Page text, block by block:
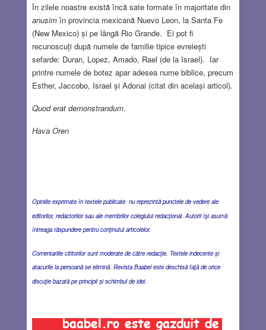
În zilele noastre există încă sate formate în majoritate din
anusimîn provincia mexicană Nuevo Leon, la Santa Fe
(New Mexico) și pe lângă Rio Grande. Ei pot fi
recunoscuți după numele de familie tipice evreiești
sefarde: Duran, Lopez, Amado, Rael (de la Israel). Iar
printre numele de botez apar adesea nume biblice, precum
Esther, Jaccobo, Israel și Adonai (citat din același articol).
Quod erat demonstrandum.
Hava Oren
Opiniile exprimate în textele publicate nu reprezintă punctele de vedere ale
editorilor, redactorilor sau ale membrilor colegiului redacţional. Autorii îşi asumă
întreaga răspundere pentru conţinutul articolelor.
Comentariile cititorilor sunt moderate de către redacţie. Textele indecente şi
atacurile la persoană se elimină. Revista Baabel este deschisă faţă de orice
discuţie bazată pe principii şi schimbul de idei.